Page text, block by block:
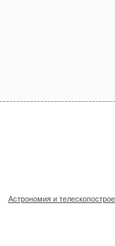
Астрономия и